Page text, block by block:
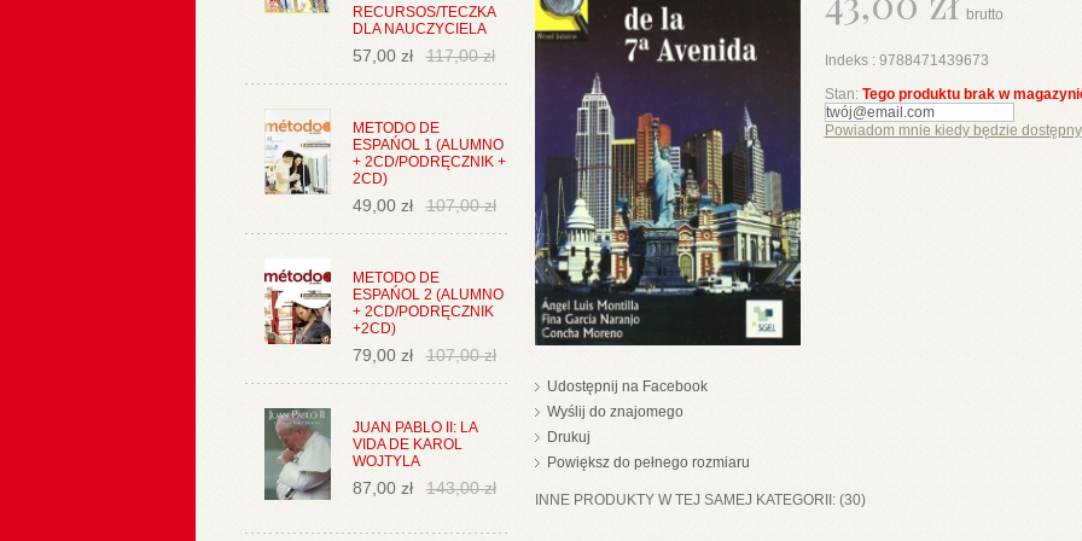
RECURSOS/TECZKA
DLA NAUCZYCIELA
57,00 zł 117,00 zł
METODO DE
ESPAŃOL 1 (ALUMNO
+ 2CD/PODRĘCZNIK +
2CD)
49,00 zł 107,00 zł
METODO DE
ESPAŃOL 2 (ALUMNO
+ 2CD/PODRĘCZNIK
+2CD)
79,00 zł 107,00 zł
JUAN PABLO II: LA
VIDA DE KAROL
WOJTYLA
87,00 zł 143,00 zł
Udostępnij na Facebook
Wyślij do znajomego
Drukuj
Powiększ do pełnego rozmiaru
brutto
Indeks : 9788471439673
Stan: Tego produktu brak w
Powiadom mnie kiedy będzie dostępny
INNE PRODUKTY W TEJ SAMEJ KATEGORII: (30)